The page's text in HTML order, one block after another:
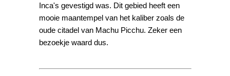
Inca's gevestigd was. Dit gebied heeft een
mooie maantempel van het kaliber zoals de
oude citadel van Machu Picchu. Zeker een
bezoekje waard dus.